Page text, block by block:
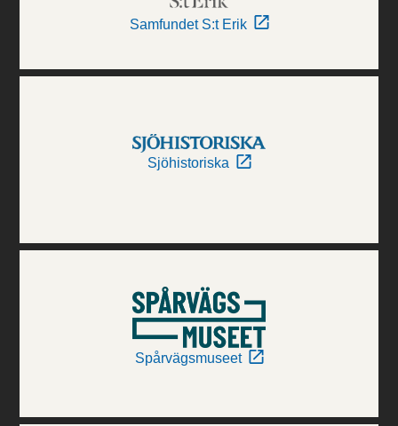
Samfundet S:t Erik
Sjöhistoriska
Spårvägsmuseet